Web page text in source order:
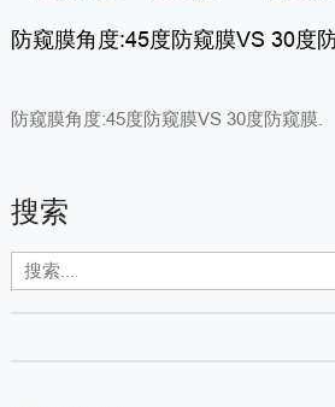
防窥膜角度:45度防窥膜VS 30度
防窥膜角度:45度防窥膜VS 30度防窥膜.
搜索